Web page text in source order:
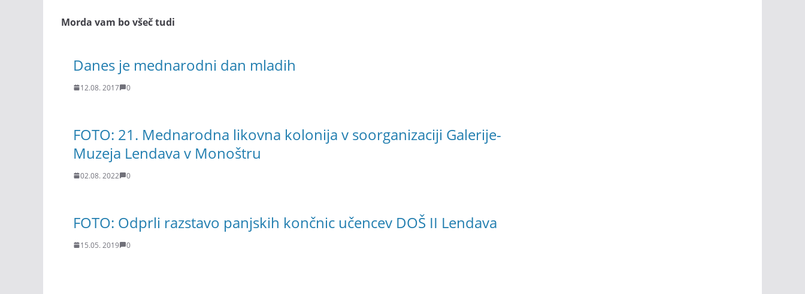
Morda vam bo všeč tudi
Danes je mednarodni dan mladih
12.08. 2017 0
FOTO: 21. Mednarodna likovna kolonija v soorganizaciji Galerije-
Muzeja Lendava v Monoštru
02.08. 2022 0
FOTO: Odprli razstavo panjskih končnic učencev DOŠ II Lendava
15.05. 2019 0